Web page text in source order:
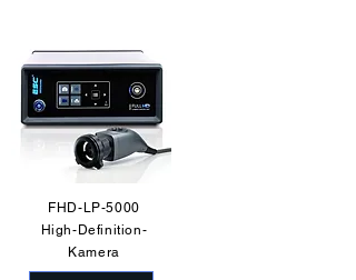
FHD-LP-5000
High-Definition-
Kamera